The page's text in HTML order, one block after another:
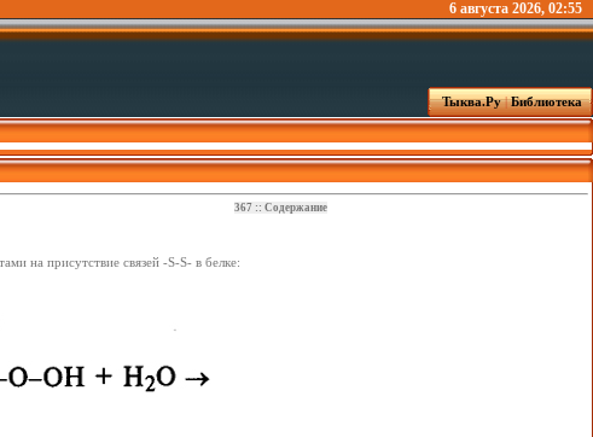
6 августа 2026, 02:55
Тыква.Ру|Библиотека
367 :: Содержание
на присутствие связей -S-S- в белке: